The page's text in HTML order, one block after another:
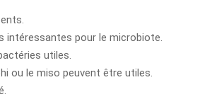
intéressantes pour le microbiote.
utiles.
ou le miso peuvent être utiles.